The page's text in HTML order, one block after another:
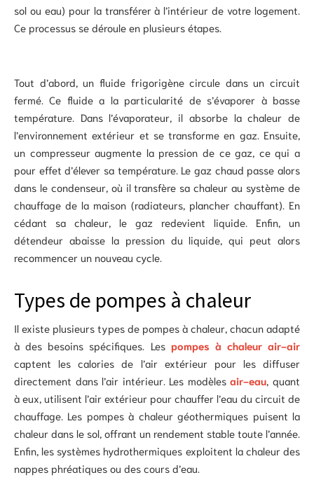
sol ou eau) pour la transférer à l’intérieur de votre logement.
Ce processus se déroule en plusieurs étapes.
Tout d’abord, un fluide frigorigène circule dans un circuit
fermé. Ce fluide a la particularité de s’évaporer à basse
température. Dans l’évaporateur, il absorbe la chaleur de
l’environnement extérieur et se transforme en gaz. Ensuite,
un compresseur augmente la pression de ce gaz, ce qui a
pour effet d’élever sa température. Le gaz chaud passe alors
dans le condenseur, où il transfère sa chaleur au système de
chauffage de la maison (radiateurs, plancher chauffant). En
cédant sa chaleur, le gaz redevient liquide. Enfin, un
détendeur abaisse la pression du liquide, qui peut alors
recommencer un nouveau cycle.
Types de pompes à chaleur
Il existe plusieurs types de pompes à chaleur, chacun adapté
à des besoins spécifiques. Les pompes à chaleur air-air
captent les calories de l’air extérieur pour les diffuser
directement dans l’air intérieur. Les modèlesair-eau , quant
à eux, utilisent l’air extérieur pour chauffer l’eau du circuit de
chauffage. Les pompes à chaleur géothermiques puisent la
chaleur dans le sol, offrant un rendement stable toute l’année.
Enfin, les systèmes hydrothermiques exploitent la chaleur des
nappes phréatiques ou des cours d’eau.